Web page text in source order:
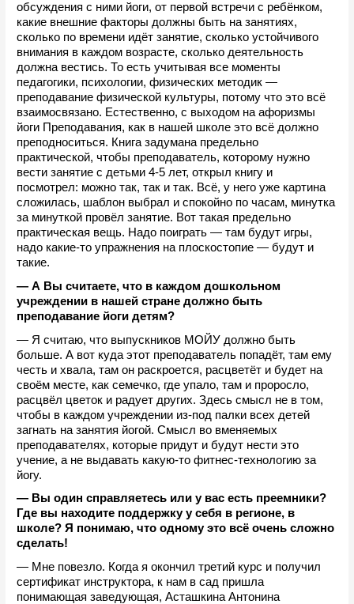
обсуждения с ними йоги, от первой встречи с ребёнком,
какие внешние факторы должны быть на занятиях,
сколько по времени идёт занятие, сколько устойчивого
внимания в каждом возрасте, сколько деятельность
должна вестись. То есть учитывая все моменты
педагогики, психологии, физических методик —
преподавание физической культуры, потому что это всё
взаимосвязано. Естественно, с выходом на афоризмы
йоги Преподавания, как в нашей школе это всё должно
преподноситься. Книга задумана предельно
практической, чтобы преподаватель, которому нужно
вести занятие с детьми 4-5 лет, открыл книгу и
посмотрел: можно так, так и так. Всё, у него уже картина
сложилась, шаблон выбрал и спокойно по часам, минутка
за минуткой провёл занятие. Вот такая предельно
практическая вещь. Надо поиграть — там будут игры,
надо какие-то упражнения на плоскостопие — будут и
такие.
— А Вы считаете, что в каждом дошкольном
учреждении в нашей стране должно быть
преподавание йоги детям?
— Я считаю, что выпускников МОЙУ должно быть
больше. А вот куда этот преподаватель попадёт, там ему
честь и хвала, там он раскроется, расцветёт и будет на
своём месте, как семечко, где упало, там и проросло,
расцвёл цветок и радует других. Здесь смысл не в том,
чтобы в каждом учреждении из-под палки всех детей
загнать на занятия йогой. Смысл во вменяемых
преподавателях, которые придут и будут нести это
учение, а не выдавать какую-то фитнес-технологию за
йогу.
— Вы один справляетесь или у вас есть преемники?
Где вы находите поддержку у себя в регионе, в
школе? Я понимаю, что одному это всё очень сложно
сделать!
— Мне повезло. Когда я окончил третий курс и получил
сертификат инструктора, к нам в сад пришла
понимающая заведующая, Асташкина Антонина